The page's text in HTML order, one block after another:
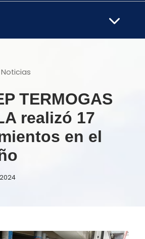
Noticias
TERMOGAS
realizó 17
en el
2024